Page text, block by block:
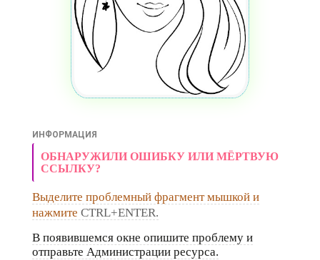
ИНФОРМАЦИЯ
ОБНАРУЖИЛИ ОШИБКУ ИЛИ МЁРТВУЮ
ССЫЛКУ?
Выделите проблемный фрагмент мышкой и
нажмите CTRL+ENTER.
В появившемся окне опишите проблему и
отправьте Администрации ресурса.